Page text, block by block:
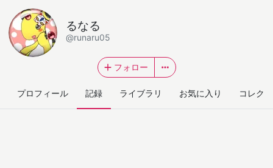
るなる
@runaru05
フォロー
プロフィール 記録 ライブラリ お気に入り コレク